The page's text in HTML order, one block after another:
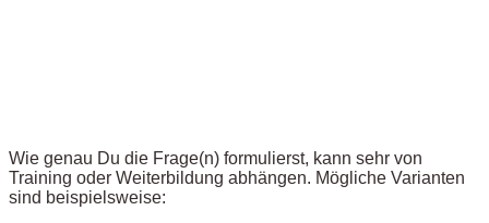
Wie genau Du die Frage(n) formulierst, kann sehr von
Training oder Weiterbildung abhängen. Mögliche Varianten
sind beispielsweise: